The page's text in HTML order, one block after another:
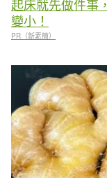
起床就先做件事
變小！
PR（新素簡）